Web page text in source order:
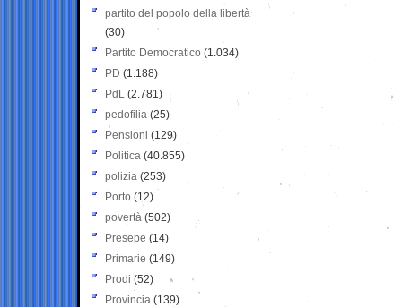
partito del popolo della libertà
(30)
Partito Democratico (1.034)
PD (1.188)
PdL (2.781)
pedofilia (25)
Pensioni (129)
Politica (40.855)
polizia (253)
Porto (12)
povertà (502)
Presepe (14)
Primarie (149)
Prodi (52)
Provincia (139)